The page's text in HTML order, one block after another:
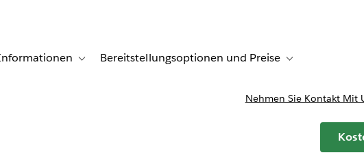
for Lösungen Toggle sub-navigation for Weitere Informationen
Bereitstellungsoptionen und Preise Toggle sub-
Nehmen Sie Kontakt Mit